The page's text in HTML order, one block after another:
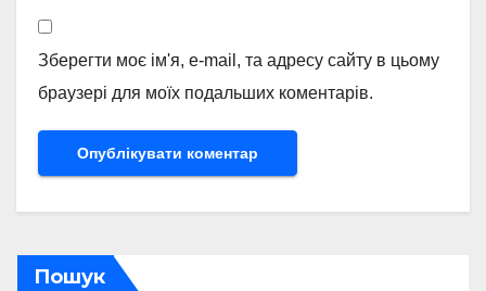
Зберегти моє ім'я, e-mail, та адресу сайту в цьому
браузері для моїх подальших коментарів.
Пошук